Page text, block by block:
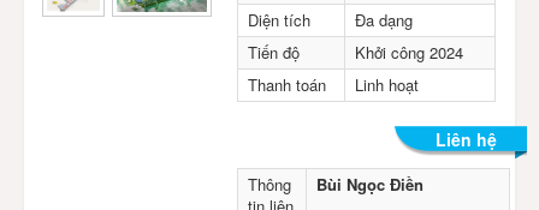
Diện tích
Đa dạng
Tiến độ
Khởi công 2024
Thanh toán
Linh hoạt
Liên hệ
Thông
Bùi Ngọc Điền